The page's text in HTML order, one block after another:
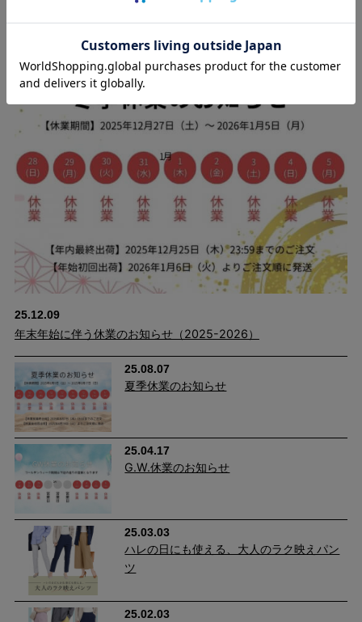
「今日はこれでよかった」と思える心地よ
さ。
長時間座っても窮屈感を感じにくい、年齢を重ねた女性の体を考
えた設計。深めの股上と程よいゆとりで、毎日自然に手が伸びる
快適パンツです。
25.12.09
年末年始に伴う休業のお知らせ（2025-2026）
25.08.07
夏季休業のお知らせ
25.04.17
G.W.休業のお知らせ
25.03.03
ハレの日にも使える、大人のラク映えパン
ツ
25.02.03